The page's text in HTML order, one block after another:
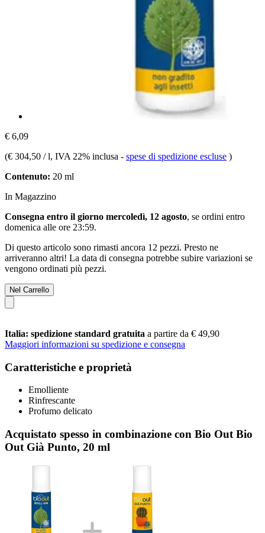
€ 6,09
(€ 304,50 / l, IVA 22% inclusa - spese di spedizione escluse )
Contenuto: 20 ml
In Magazzino
Consegna entro il giorno mercoledì, 12 agosto, se ordini entro
domenica alle ore 23:59.
Di questo articolo sono rimasti ancora 12 pezzi. Presto ne
arriveranno altri! La data di consegna potrebbe subire variazioni se
vengono ordinati più pezzi.
Nel Carrello
Italia: spedizione standard gratuita a partire da € 49,90
Maggiori informazioni su spedizione e consegna
Caratteristiche e proprietà
Emolliente
Rinfrescante
Profumo delicato
Acquistato spesso in combinazione con Bio Out Bio
Out Già Punto, 20 ml